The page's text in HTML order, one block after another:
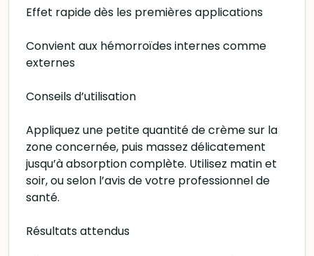
Effet rapide dès les premières applications
Convient aux hémorroïdes internes comme
externes
Conseils d’utilisation
Appliquez une petite quantité de crème sur la
zone concernée, puis massez délicatement
jusqu’à absorption complète. Utilisez matin et
soir, ou selon l’avis de votre professionnel de
santé.
Résultats attendus